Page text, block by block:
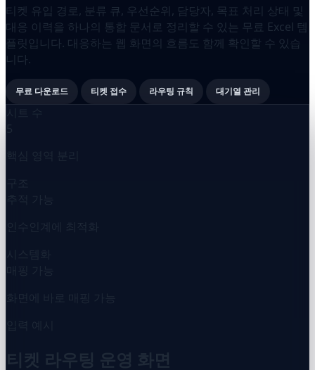
티켓 유입 경로, 분류 큐, 우선순위, 담당자, 목표 처리 상태 및
대응 이력을 하나의 통합 문서로 정리할 수 있는 무료 Excel 템
플릿입니다. 대응하는 웹 화면의 흐름도 함께 확인할 수 있습
니다.
무료 다운로드 티켓 접수 라우팅 규칙 대기열 관리
시트 수
5
핵심 영역 분리
구조
추적 가능
시스템화
매핑 가능
화면에 바로 매핑 가능
입력 예시
티켓 라우팅 운영 화면